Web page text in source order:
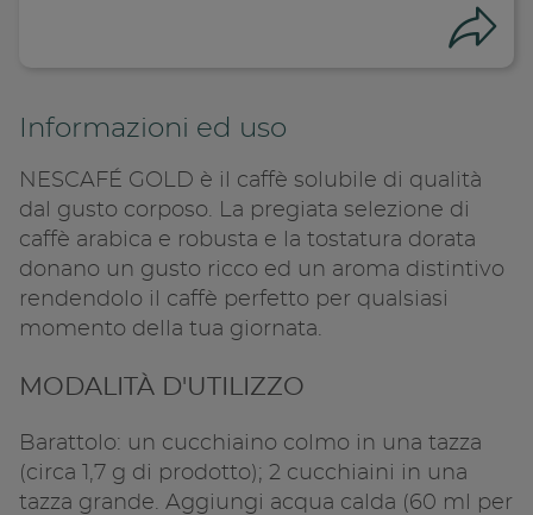
Copia
Informazioni ed uso
NESCAFÉ GOLD è il caffè solubile di qualità
dal gusto corposo. La pregiata selezione di
caffè arabica e robusta e la tostatura dorata
donano un gusto ricco ed un aroma distintivo
rendendolo il caffè perfetto per qualsiasi
momento della tua giornata.
MODALITÀ D'UTILIZZO
Barattolo: un cucchiaino colmo in una tazza
(circa 1,7 g di prodotto); 2 cucchiaini in una
tazza grande. Aggiungi acqua calda (60 ml per